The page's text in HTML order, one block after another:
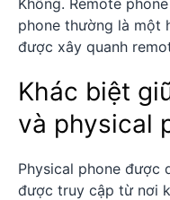
phone thường là một
được xây quanh
Khác biệt
và physical
Physical phone được
được truy cập từ nơi